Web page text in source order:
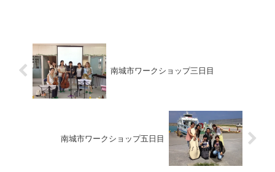
南城市ワークショップ三日目
南城市ワークショップ五日目